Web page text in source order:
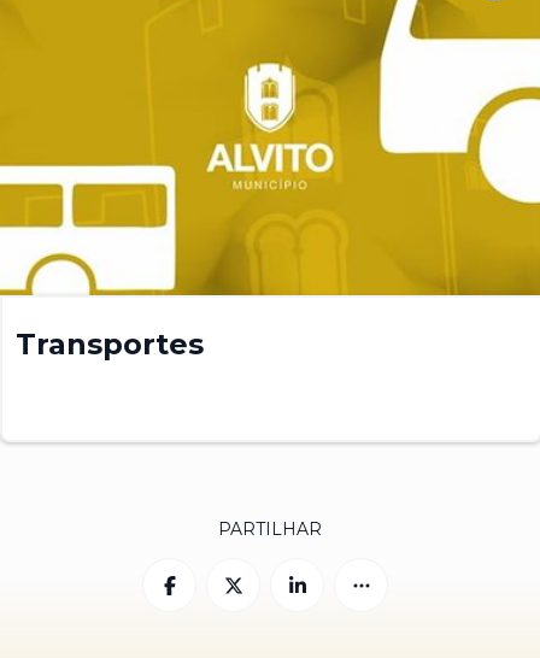
Transportes
PARTILHAR